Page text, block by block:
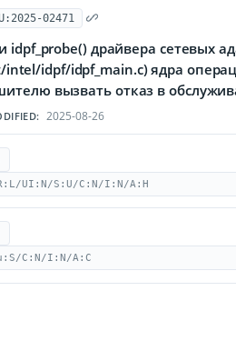
02471
idpf_probe() драйвера сетевых
idpf/idpf_main.c) ядра
вызвать отказ в
2025-08-26
UI:N/S:U/C:N/I:N/A:H
C:N/I:N/A:C